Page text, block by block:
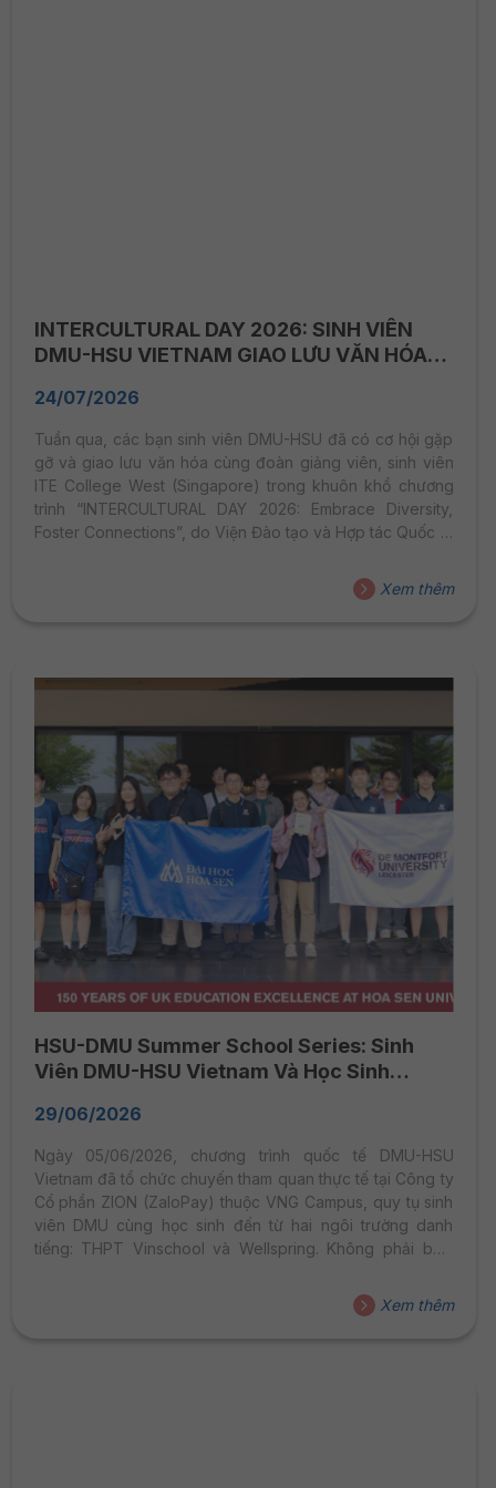
INTERCULTURAL DAY 2026: SINH VIÊN
DMU-HSU VIETNAM GIAO LƯU VĂN HÓA
(SINGAPORE)
24/07/2026
Tuần qua, các bạn sinh viên DMU-HSU đã có cơ hội gặp
gỡ và giao lưu văn hóa cùng đoàn giảng viên, sinh viên
ITE College West (Singapore) trong khuôn khổ chương
trình “INTERCULTURAL DAY 2026: Embrace Diversity,
Foster Connections”, do Viện Đào tạo và Hợp tác Quốc tế
chức. Chương trình mang đến môi trường học tập đa văn
hóa, giúp sinh viên DMU rèn luyện kỹ năng giao tiếp
Xem thêm
HSU-DMU Summer School Series: Sinh
Viên DMU-HSU Vietnam Và Học Sinh
Thái Công Nghệ Tại ZaloPay
29/06/2026
Ngày 05/06/2026, chương trình quốc tế DMU-HSU
Vietnam đã tổ chức chuyến tham quan thực tế tại Công ty
Cổ phần ZION (ZaloPay) thuộc VNG Campus, quy tụ sinh
viên DMU cùng học sinh đến từ hai ngôi trường danh
tiếng: THPT Vinschool và Wellspring. Không phải buổi
Đây là cơ hội để các bạn trẻ bước thẳng vào không gian
vận hành thực tế của một trong những doanh nghiệp
Xem thêm